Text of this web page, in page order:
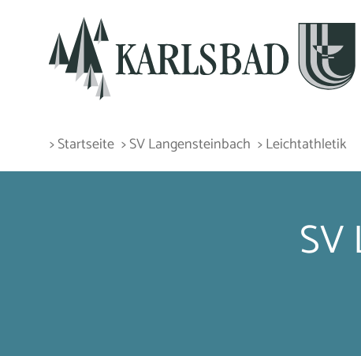
> Startseite > SV Langensteinbach > Leichtathletik